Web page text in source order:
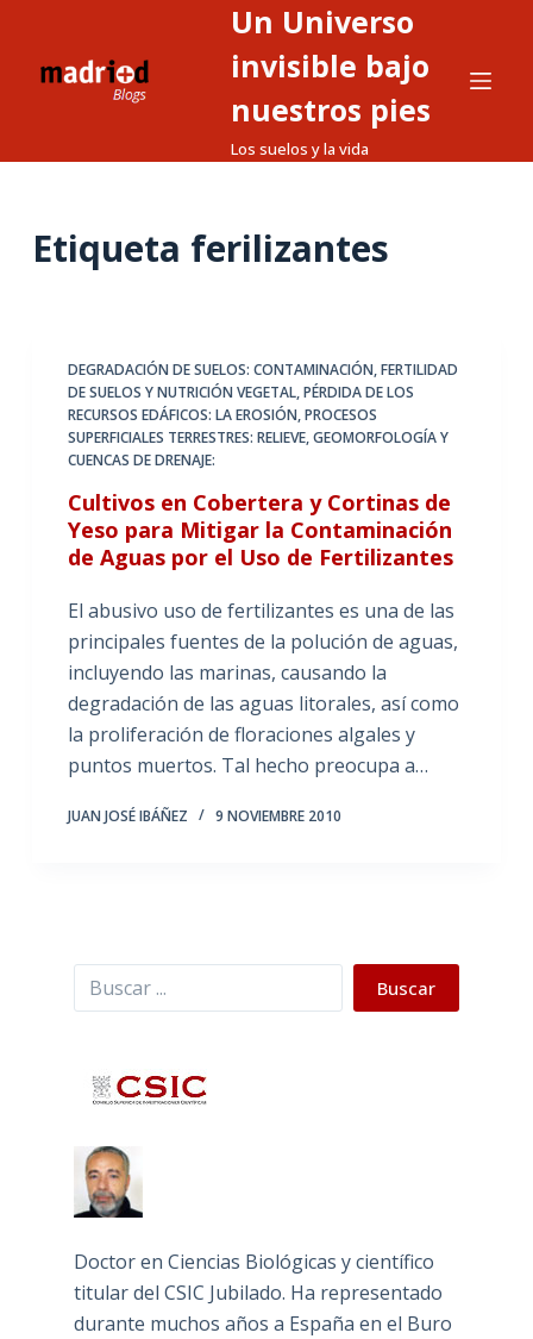
Un Universo
invisible bajo
nuestros pies
Los suelos y la vida
Etiqueta ferilizantes
DEGRADACIÓN DE SUELOS: CONTAMINACIÓN,FERTILIDAD
DE SUELOS Y NUTRICIÓN VEGETAL,PÉRDIDA DE LOS
RECURSOS EDÁFICOS: LA EROSIÓN,PROCESOS
SUPERFICIALES TERRESTRES: RELIEVE, GEOMORFOLOGÍA Y
CUENCAS DE DRENAJE:
Cultivos en Cobertera y Cortinas de
Yeso para Mitigar la Contaminación
de Aguas por el Uso de Fertilizantes
El abusivo uso de fertilizantes es una de las
principales fuentes de la polución de aguas,
incluyendo las marinas, causando la
degradación de las aguas litorales, así como
la proliferación de floraciones algales y
puntos muertos. Tal hecho preocupa a…
JUAN JOSÉ IBÁÑEZ 9 NOVIEMBRE 2010
Buscar Buscar
Doctor en Ciencias Biológicas y científico
titular del CSIC Jubilado. Ha representado
durante muchos años a España en el Buro